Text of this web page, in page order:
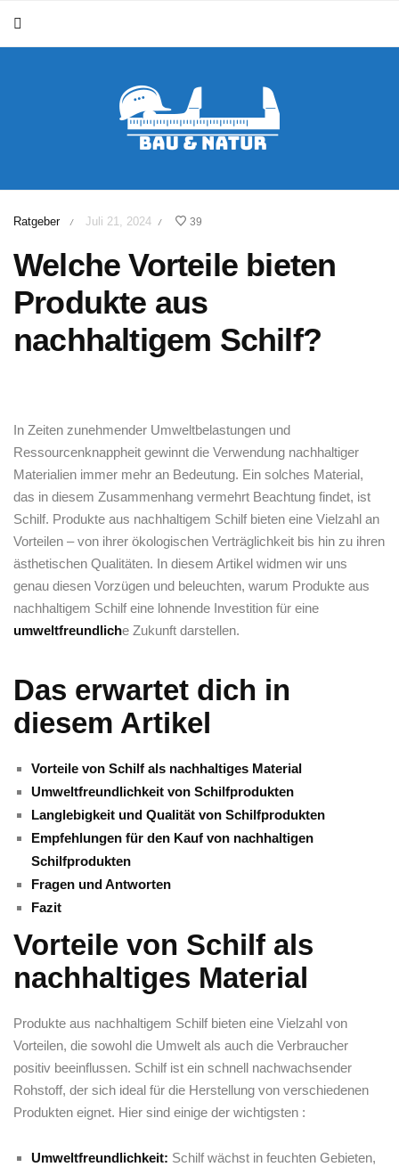
Ratgeber / Juli 21, 2024 / 39
Welche Vorteile bieten
Produkte aus
nachhaltigem Schilf?
In Zeiten ‌zunehmender Umweltbelastungen und
Ressourcenknappheit gewinnt die‍ Verwendung nachhaltiger
Materialien immer mehr an Bedeutung. Ein solches Material,
⁢das in diesem Zusammenhang vermehrt Beachtung findet, ist
Schilf. Produkte aus nachhaltigem Schilf bieten eine Vielzahl ‌an
Vorteilen ⁣– von ihrer ‍ökologischen Verträglichkeit bis ‌hin zu ihren
​ästhetischen ​Qualitäten. In diesem Artikel ​widmen wir⁢ uns
genau diesen Vorzügen und beleuchten, warum Produkte aus
nachhaltigem​ Schilf ⁣eine lohnende Investition für eine
umweltfreundliche​ Zukunft darstellen.
Das erwartet dich in
diesem Artikel
Vorteile von Schilf als nachhaltiges Material
Umweltfreundlichkeit ⁣von Schilfprodukten
Langlebigkeit und ⁢Qualität von Schilfprodukten
Empfehlungen für den Kauf von nachhaltigen
Schilfprodukten
Fragen​ und Antworten
Fazit
Vorteile ‌von Schilf als
nachhaltiges Material
Produkte aus nachhaltigem Schilf bieten eine ​Vielzahl von
Vorteilen, die sowohl die Umwelt als auch die Verbraucher
⁢positiv beeinflussen. Schilf ist ein ⁣schnell nachwachsender
Rohstoff, der sich ideal für die Herstellung von‌ verschiedenen
Produkten eignet. Hier sind einige der wichtigsten :
Umweltfreundlichkeit: Schilf wächst in⁤ feuchten Gebieten,